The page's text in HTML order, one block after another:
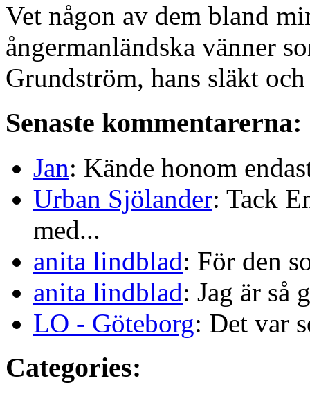
Vet någon av dem bland
ångermanländska vänner
Grundström, hans släkt
Senaste kommentarerna:
Jan: Kände honom
Urban Sjölander: Tack
med...
anita lindblad: För den
anita lindblad: Jag är så
LO - Göteborg: Det var
Categories: